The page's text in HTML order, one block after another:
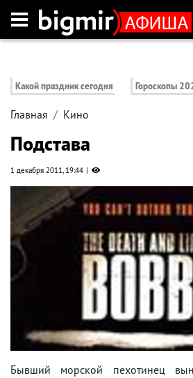
Какой праздник сегодня Гороскопы
Главная Кино
Подстава
1 декабря 2011, 19:44
Бывший морской пехотинец